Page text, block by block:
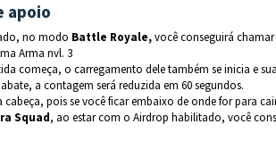
apoio
no modo Battle Royale,você conseguirá
Arma nvl. 3
começa, o carregamento dele também se inicia e
a contagem será reduzida em 60 segundos.
pois se você ficar embaixo de onde for para
Squad, ao estar com o Airdrop habilitado, você